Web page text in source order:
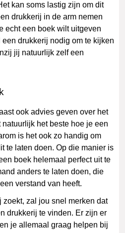
kan soms lastig zijn om dit
drukkerij in de arm nemen
echt een boek wilt uitgeven
drukkerij nodig om te kijken
jij natuurlijk zelf een
ook advies geven over het
het beste hoe je een
is het ook zo handig om
te laten doen. Op die manier is
boek helemaal perfect uit te
anders te laten doen, die
verstand van heeft.
zoekt, zal jou snel merken dat
drukkerij te vinden. Er zijn er
je allemaal graag helpen bij